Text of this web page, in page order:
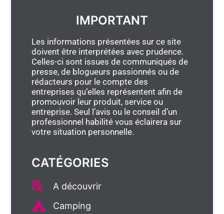
IMPORTANT
Les informations présentées sur ce site
doivent être interprétées avec prudence.
Celles-ci sont issues de communiqués de
presse, de blogueurs passionnés ou de
rédacteurs pour le compte des
entreprises qu’elles représentent afin de
promouvoir leur produit, service ou
entreprise. Seul l’avis ou le conseil d’un
professionnel habilité vous éclairera sur
votre situation personnelle.
CATÉGORIES
A découvrir
Camping